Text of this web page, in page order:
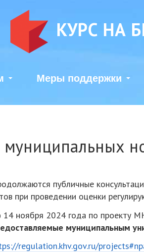
КУРС НА
Меры поддержки
публичные
при проведении оценки
14 ноября 2024 года по проекту
муниципальным
regulation.khv.gov.ru/